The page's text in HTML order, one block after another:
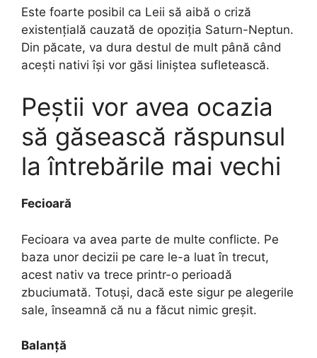
Este foarte posibil ca Leii să aibă o criză
existențială cauzată de opoziția Saturn-Neptun.
Din păcate, va dura destul de mult până când
acești nativi își vor găsi liniștea sufletească.
Peștii vor avea ocazia
să găsească răspunsul
la întrebările mai vechi
Fecioară
Fecioara va avea parte de multe conflicte. Pe
baza unor decizii pe care le-a luat în trecut,
acest nativ va trece printr-o perioadă
zbuciumată. Totuși, dacă este sigur pe alegerile
sale, înseamnă că nu a făcut nimic greșit.
Balanță